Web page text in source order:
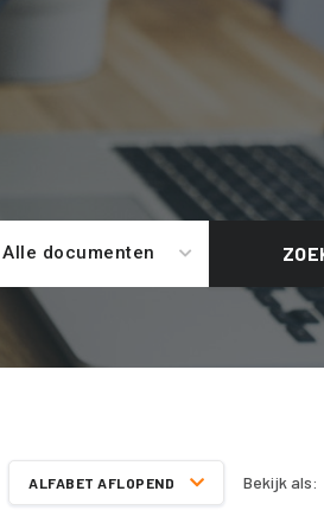
Alle documenten
ALFABET AFLOPEND Bekijk als: